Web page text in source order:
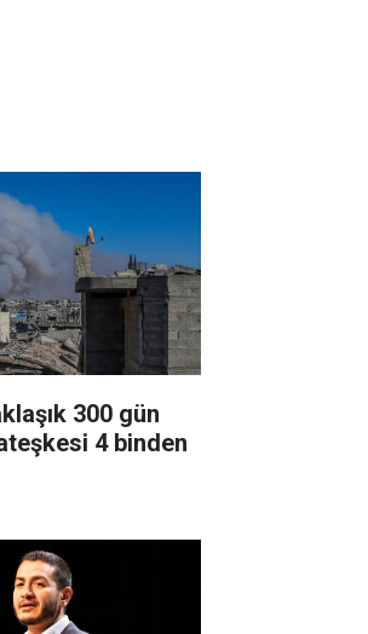
300 gün
4 binden